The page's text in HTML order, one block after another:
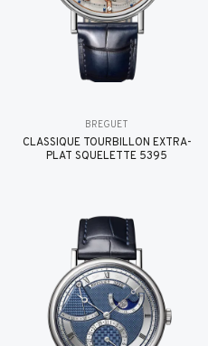
BREGUET
CLASSIQUE TOURBILLON EXTRA-
PLAT SQUELETTE 5395